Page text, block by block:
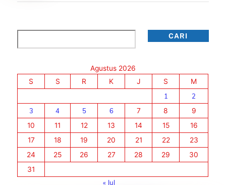
CARI
Agustus 2026
S
S R K J S
M
1
2
3
4 5 6 7 8
9
10
11 12 13 14 15
16
17
18 19 20 21 22
23
24
25 26 27 28 29
30
31
« Jul